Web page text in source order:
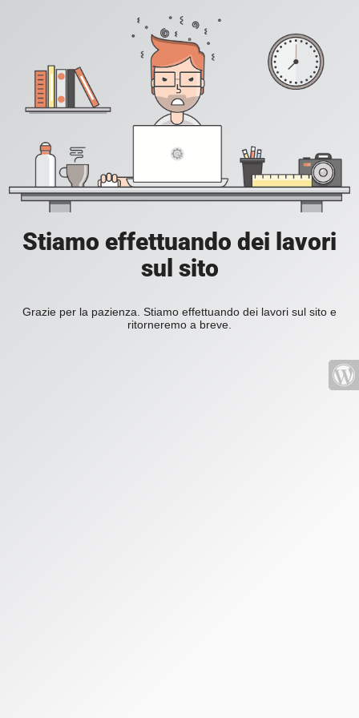
Stiamo effettuando dei lavori
sul sito
Grazie per la pazienza. Stiamo effettuando dei lavori sul sito e
ritorneremo a breve.